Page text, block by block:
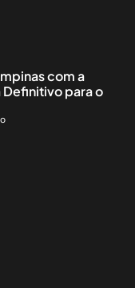
com a
Definitivo para o